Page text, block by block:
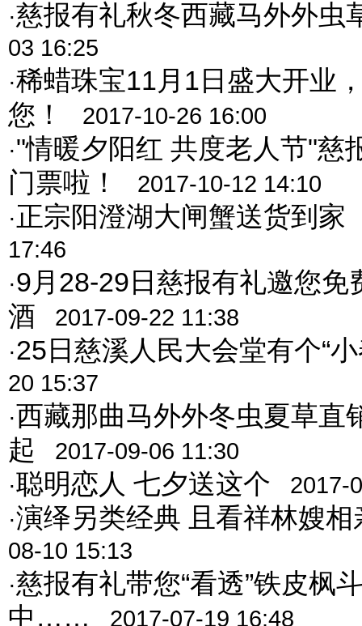
·慈报有礼秋冬西藏马外外虫
03 16:25
·稀蜡珠宝11月1日盛大开业
您！
2017-10-26 16:00
·"情暖夕阳红 共度老人节"慈
门票啦！
2017-10-12 14:10
·正宗阳澄湖大闸蟹送货到家
17:46
·9月28-29日慈报有礼邀您免
酒
2017-09-22 11:38
·25日慈溪人民大会堂有个“小
20 15:37
·西藏那曲马外外冬虫夏草直
起
2017-09-06 11:30
·聪明恋人 七夕送这个
2017-
·演绎另类经典 且看祥林嫂相
08-10 15:13
·慈报有礼带您“看透”铁皮枫
中……
2017-07-19 16:48